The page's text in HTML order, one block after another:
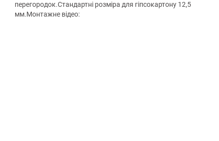
перегородок.Стандартні розміра для гіпсокартону 12,5
мм.Монтажне відео: